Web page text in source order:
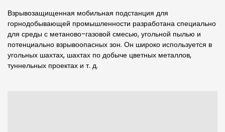
Взрывозащищенная мобильная подстанция для
горнодобывающей промышленности разработана специально
для среды с метаново-газовой смесью, угольной пылью и
потенциально взрывоопасных зон. Он широко используется в
угольных шахтах, шахтах по добыче цветных металлов,
туннельных проектах и т. д.